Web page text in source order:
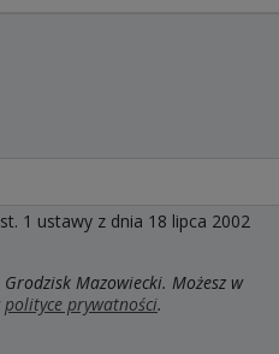
1 ustawy z dnia 18 lipca 2002
Mazowiecki. Możesz w
polityce prywatności.